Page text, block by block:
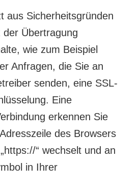
aus Sicherheitsgründen
Übertragung
wie zum Beispiel
Anfragen, die Sie an
senden, eine SSL-
Eine
erkennen Sie
des Browsers
“ wechselt und an
in Ihrer